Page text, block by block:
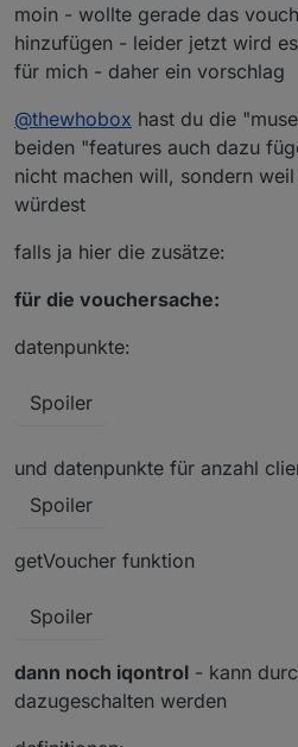
moin - wollte gerade das
hinzufügen - leider jetzt wird
für mich - daher ein vorschlag
@thewhobox hast du die
beiden "features auch dazu
nicht machen will, sondern
würdest
falls ja hier die zusätze:
für die vouchersache:
datenpunkte:
Spoiler
und datenpunkte für anzahl
Spoiler
getVoucher funktion
Spoiler
dann noch iqontrol - kann
dazugeschalten werden